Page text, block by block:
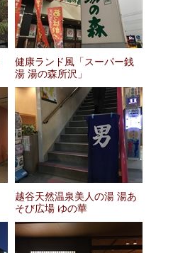
健康ランド風「スーパー銭
湯 湯の森所沢」
越谷天然温泉美人の湯 湯あ
そび広場 ゆの華